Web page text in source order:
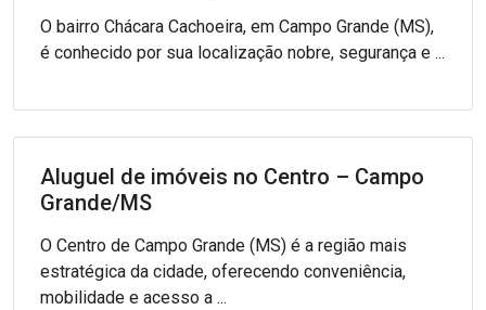
O bairro Chácara Cachoeira, em Campo Grande (MS),
é conhecido por sua localização nobre, segurança e ...
Aluguel de imóveis no Centro – Campo
Grande/MS
O Centro de Campo Grande (MS) é a região mais
estratégica da cidade, oferecendo conveniência,
mobilidade e acesso a ...